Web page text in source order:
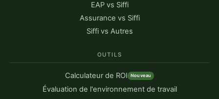
EAP vs Siffi
Assurance vs Siffi
Siffi vs Autres
OUTILS
Calculateur de ROI Nouveau
Évaluation de l'environnement de travail